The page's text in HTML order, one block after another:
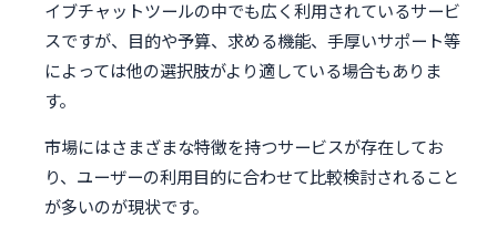
イブチャットツールの中でも広く利用されているサービ
スですが、目的や予算、求める機能、手厚いサポート等
によっては他の選択肢がより適している場合もありま
す。
市場にはさまざまな特徴を持つサービスが存在してお
り、ユーザーの利用目的に合わせて比較検討されること
が多いのが現状です。